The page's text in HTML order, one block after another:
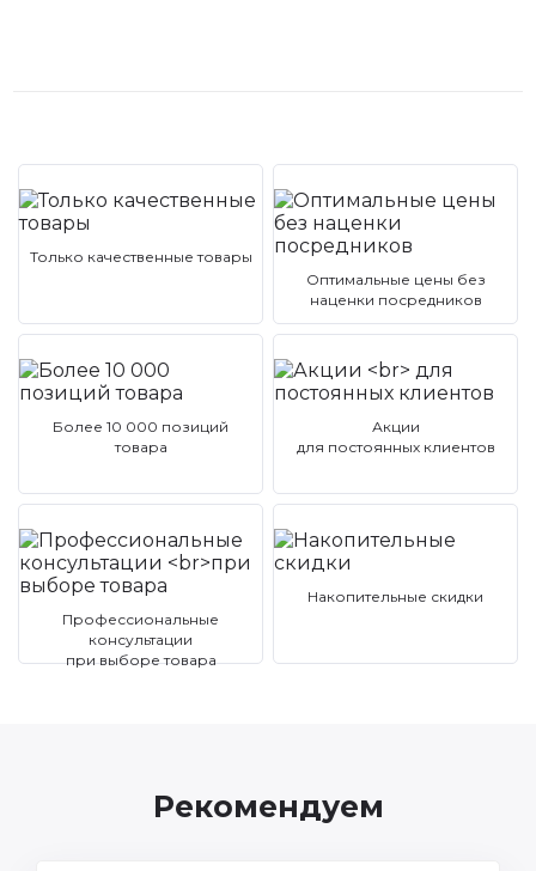
Только качественные товары
Оптимальные цены без
наценки посредников
Более 10 000 позиций
товара
Акции
для постоянных клиентов
Профессиональные
консультации
при выборе товара
Накопительные скидки
Рекомендуем